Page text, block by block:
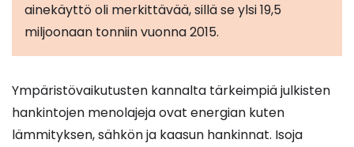
ainekäyttö oli merkittävää, sillä se ylsi 19,5
miljoonaan tonniin vuonna 2015.
Ympäristövaikutusten kannalta tärkeimpiä julkisten
hankintojen menolajeja ovat energian kuten
lämmityksen, sähkön ja kaasun hankinnat. Isoja